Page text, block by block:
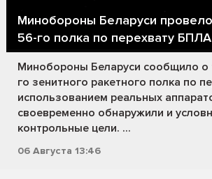
Минобороны Беларуси
56-го полка по перехвату БПЛА
Минобороны Беларуси сообщило о
го зенитного ракетного полка по
использованием реальных
своевременно обнаружили и
контрольные цели. ...
06 Августа 13:46